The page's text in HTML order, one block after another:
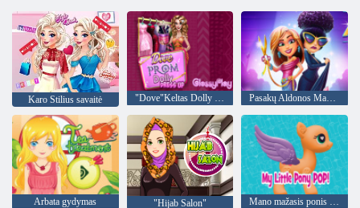
Karo Stilius savaitė "Dove"Keltas Dolly Uzpost Pasakų Aldonos Mada Karščiavimas
Arbata gydymas "Hijab Salon" Mano mažasis ponis pop